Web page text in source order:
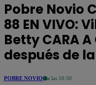
Pobre Novio
88 EN VIVO:
Betty CARA A
después de
POBRE NOVIO a las 10:50